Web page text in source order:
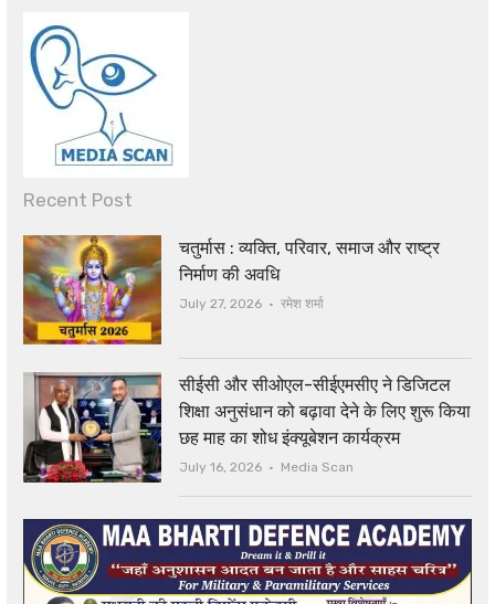
Recent Post
चतुर्मास : व्यक्ति, परिवार, समाज और राष्ट्र
निर्माण की अवधि
July 27, 2026 Author
रमेश शर्मा
सीईसी और सीओएल-सीईएमसीए ने डिजिटल
शिक्षा अनुसंधान को बढ़ावा देने के लिए शुरू किया
छह माह का शोध इंक्यूबेशन कार्यक्रम
July 16, 2026 Author
Media Scan